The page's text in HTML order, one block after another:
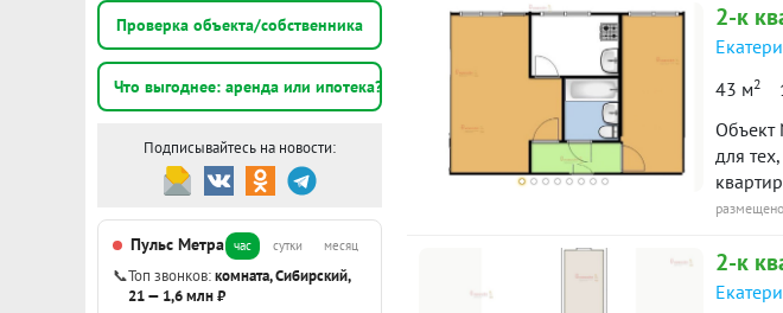
Проверка объекта/собственника
Что выгоднее: аренда или ипотека?
Подписывайтесь на новости:
Пульс Метра час сутки месяц
📞Топ звонков:комната, Сибирский,
21 — 1,6 млн ₽
Чистый подъезд после ремонта,
Во дворе всегда есть место для
Очень развитая инфраструктура
детские сады (один прямо под
различные сетевые магазины.
В шаговой доступности парк
доступность в любой район города.
общественного транспорта.
2-к
43 м2
Объект
для
квартире
так и для инвестиций .
по
2-к